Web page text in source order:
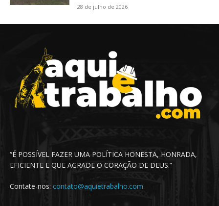
28 de julho de 2026
“É POSSÍVEL FAZER UMA POLÍTICA HONESTA, HONRADA,
EFICIENTE E QUE AGRADE O CORAÇÃO DE DEUS.”
Contate-nos: contato@aquietrabalho.com